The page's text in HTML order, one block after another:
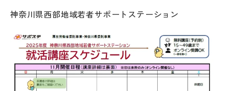
神奈川県西部地域若者サポートステーション